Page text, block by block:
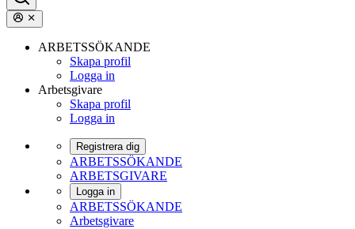
ARBETSSÖKANDE
Skapa profil
Logga in
Arbetsgivare
Skapa profil
Logga in
Registrera dig
ARBETSSÖKANDE
ARBETSGIVARE
Logga in
ARBETSSÖKANDE
Arbetsgivare